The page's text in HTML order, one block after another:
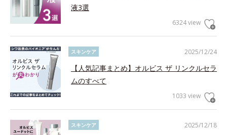
液3選
6324 view
2025/12/24
スキンケア
【人気記事まとめ】オルビス ザ リンクルセラ
ムのすべて
1033 view
2025/12/18
スキンケア